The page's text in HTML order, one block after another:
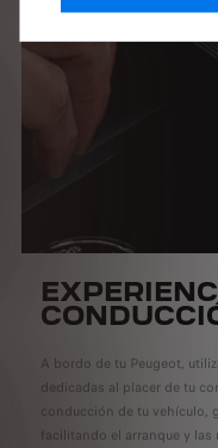
A bordo de tu Peugeot,
dedicadas al placer de tu
conducción de tu vehículo,
facilitando el arranque y